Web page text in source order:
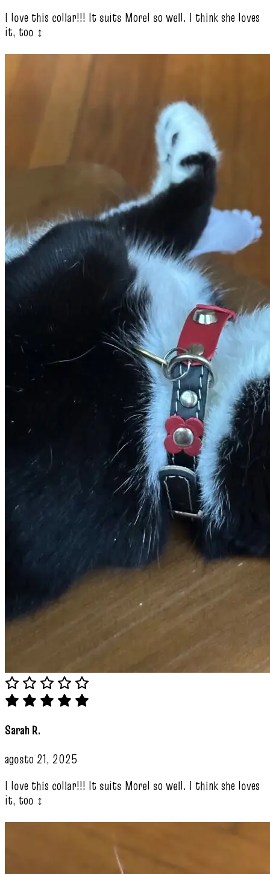
I love this collar!!! It suits Morel so well. I think she loves
it, too ‍↕️
Sarah R.
agosto 21, 2025
I love this collar!!! It suits Morel so well. I think she loves
it, too ‍↕️